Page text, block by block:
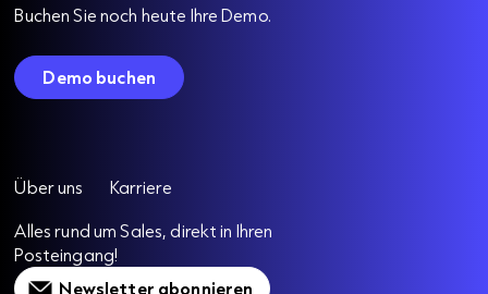
Buchen Sie noch heute Ihre Demo.
Demo buchen
Über uns
Karriere
Alles rund um Sales, direkt in Ihren
Posteingang!
Newsletter abonnieren